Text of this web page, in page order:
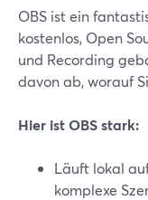
OBS ist ein
kostenlos, Open
und Recording
davon ab, worauf
Hier ist OBS stark:
Läuft lokal
komplexe